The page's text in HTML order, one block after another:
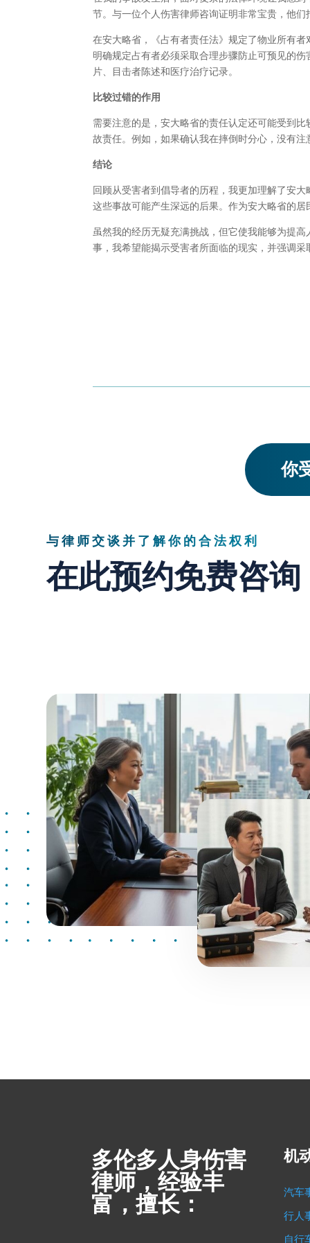
节。与一位个人伤害律师咨询证明非常宝贵，他
在安大略省，《占有者责任法》规定了物业所有
明确规定占有者必须采取合理步骤防止可预见的
片、目击者陈述和医疗治疗记录。
比较过错的作用
需要注意的是，安大略省的责任认定还可能受到
故责任。例如，如果确认我在摔倒时分心，没有
结论
回顾从受害者到倡导者的历程，我更加理解了安
这些事故可能产生深远的后果。作为安大略省的
虽然我的经历无疑充满挑战，但它使我能够为提
事，我希望能揭示受害者所面临的现实，并强调
你
与律师交谈并了解你的合法权利
在此预约免费咨询
多伦多人身伤害
律师，经验丰
富，擅长：
机
汽车
行人
自行